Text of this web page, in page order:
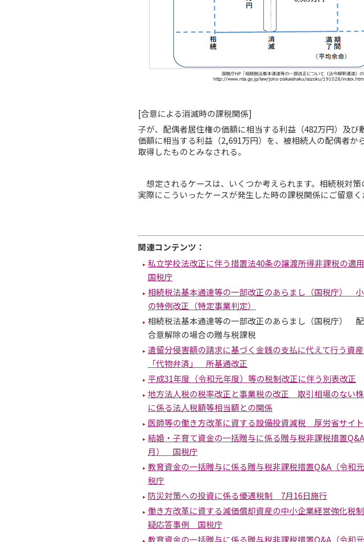
[合意による消滅時の課税関係]
子が、配偶者居住権の価額に相当する利益（482万円）及び
価額に相当する利益（2,691万円）を、被相続人の配偶者か
取得したものとみなされる。
想定されるケースは、いくつか考えられます。相続税対策
実際にこういったケースが発生した時の課税関係にご留意く
関連コンテンツ：
私立学校法改正に伴う措置法40条の譲渡所得非課税の適
国税庁
相続税法基本通達等の一部改正のあらまし（国税庁）
の特例改正（特定事業判定）
相続税法基本通達等の一部改正のあらまし（国税庁）
合意解除の場合の贈与税課税
遺留分侵害額の請求に基づく金銭の支払に代えて行う資
「代物弁済」 所基通改正
平成31年度（令和元年度）等の税制改正に伴う別表改正
地方法人税の税率改正と事業税の改正 取引相場のない
に係る法人税額等相当額との関係
医師等の働き方改革に資する設備投資減税 厚労省サイト
結婚・子育て資金の一括贈与に係る贈与税非課税措置
月） 国税庁
教育資金の一括贈与に係る贈与税非課税措置Q&A（令和
税庁
防災対策への投資に係る優遇税制 7月16日施行
働き方改革に資する減価償却資産の中小企業経営強化税
疑応答事例 国税庁
教育資金の一括贈与に係る贈与税非課税措置Q&A（令和